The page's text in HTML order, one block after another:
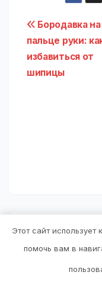
по
записям
Бородавка на
пальце руки:
избавиться от
шипицы
Этот сайт использует
помочь вам в